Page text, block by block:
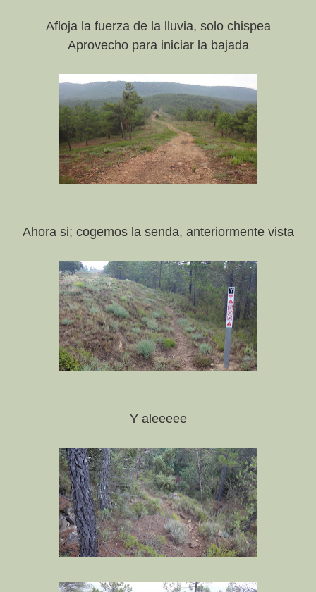
Afloja la fuerza de la lluvia, solo chispea
Aprovecho para iniciar la bajada
Ahora si; cogemos la senda, anteriormente vista
Y aleeeee